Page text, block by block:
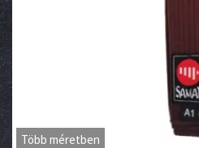
Több méretben